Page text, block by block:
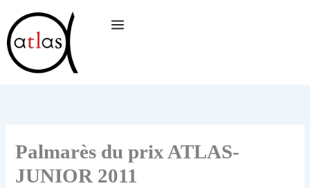
au
contenu
Palmarès du prix ATLAS-
JUNIOR 2011